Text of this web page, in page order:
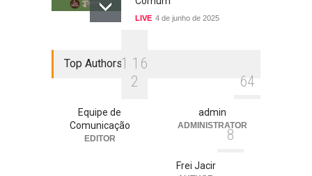
LIVE 4 de junho de 2025
Top Authors1 1 6
2
Equipe de
Comunicação
EDITOR
64
admin
ADMINISTRATOR
8
Frei Jacir